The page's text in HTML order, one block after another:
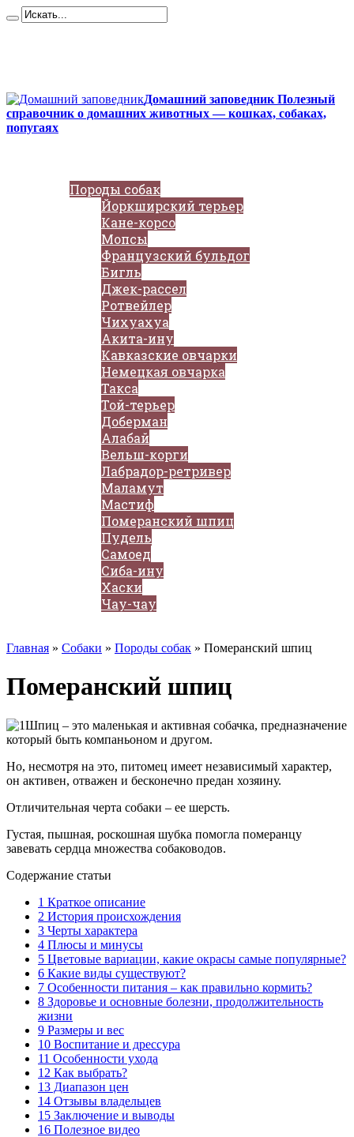
Домашний заповедник Полезный
справочник о домашних животных — кошках, собаках,
попугаях
Породы собак
Йоркширский терьер
Кане-корсо
Мопсы
Французский бульдог
Бигль
Джек-рассел
Ротвейлер
Чихуахуа
Акита-ину
Кавказские овчарки
Немецкая овчарка
Такса
Той-терьер
Доберман
Алабай
Вельш-корги
Лабрадор-ретривер
Маламут
Мастиф
Померанский шпиц
Пудель
Самоед
Сиба-ину
Хаски
Чау-чау
Главная » Собаки » Породы собак » Померанский шпиц
Померанский шпиц
Шпиц – это маленькая и активная собачка, предназначение
который быть компаньоном и другом.
Но, несмотря на это, питомец имеет независимый характер,
он активен, отважен и бесконечно предан хозяину.
Отличительная черта собаки – ее шерсть.
Густая, пышная, роскошная шубка помогла померанцу
завевать сердца множества собаководов.
Содержание статьи
1 Краткое описание
2 История происхождения
3 Черты характера
4 Плюсы и минусы
5 Цветовые вариации, какие окрасы самые популярные?
6 Какие виды существуют?
7 Особенности питания – как правильно кормить?
8 Здоровье и основные болезни, продолжительность
жизни
9 Размеры и вес
10 Воспитание и дрессура
11 Особенности ухода
12 Как выбрать?
13 Диапазон цен
14 Отзывы владельцев
15 Заключение и выводы
16 Полезное видео